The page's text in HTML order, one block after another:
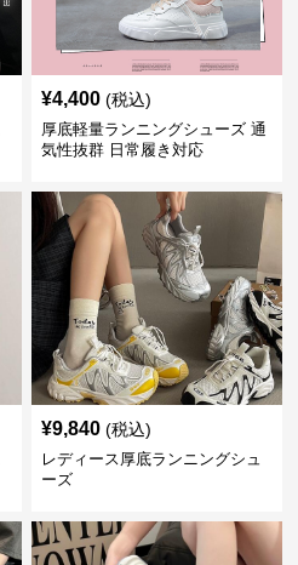
¥4,400 (税込)
厚底軽量ランニングシューズ 通
気性抜群 日常履き対応
¥9,840 (税込)
レディース厚底ランニングシュ
ーズ